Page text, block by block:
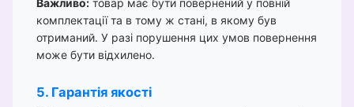
Важливо: товар має бути повернений у повній
комплектації та в тому ж стані, в якому був
отриманий. У разі порушення цих умов повернення
може бути відхилено.
5. Гарантія якості